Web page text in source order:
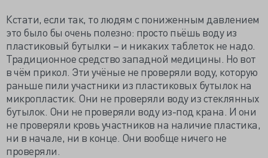
Кстати, если так, то людям с пониженным давлением
это было бы очень полезно: просто пьёшь воду из
пластиковый бутылки – и никаких таблеток не надо.
Традиционное средство западной медицины. Но вот
в чём прикол. Эти учёные не проверяли воду, которую
раньше пили участники из пластиковых бутылок на
микропластик. Они не проверяли воду из стеклянных
бутылок. Они не проверяли воду из-под крана. И они
не проверяли кровь участников на наличие пластика,
ни в начале, ни в конце. Они вообще ничего не
проверяли.